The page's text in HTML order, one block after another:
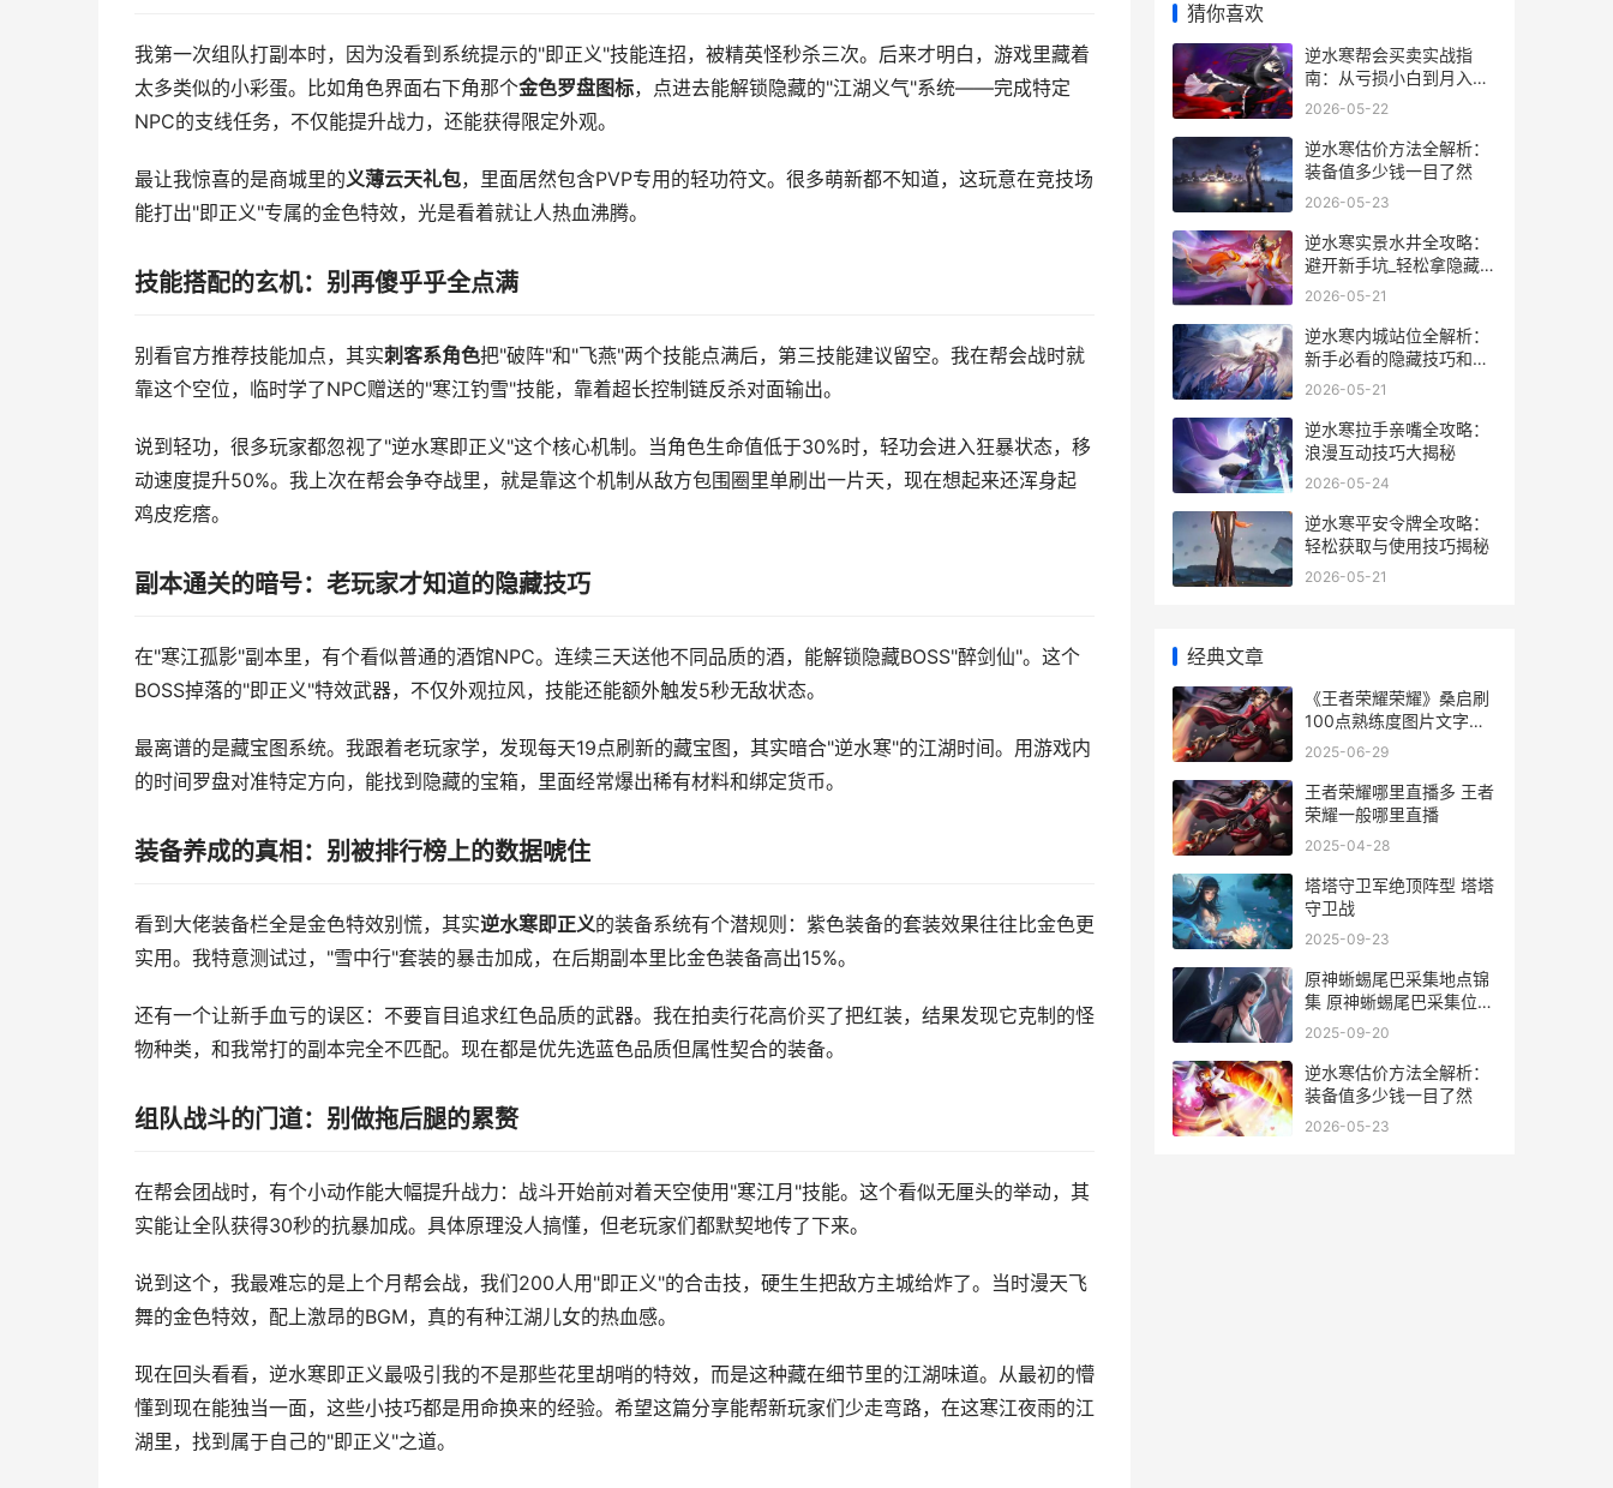
我第一次组队打副本时，因为没看到系统提示的"即正义"技能连招，被精英怪秒杀三次。后来才明白，游戏里藏着
太多类似的小彩蛋。比如角色界面右下角那个金色罗盘图标，点进去能解锁隐藏的"江湖义气"系统——完成特定
NPC的支线任务，不仅能提升战力，还能获得限定外观。
最让我惊喜的是商城里的义薄云天礼包，里面居然包含PVP专用的轻功符文。很多萌新都不知道，这玩意在竞技场
能打出"即正义"专属的金色特效，光是看着就让人热血沸腾。
技能搭配的玄机：别再傻乎乎全点满
别看官方推荐技能加点，其实刺客系角色把"破阵"和"飞燕"两个技能点满后，第三技能建议留空。我在帮会战时就
靠这个空位，临时学了NPC赠送的"寒江钓雪"技能，靠着超长控制链反杀对面输出。
说到轻功，很多玩家都忽视了"逆水寒即正义"这个核心机制。当角色生命值低于30%时，轻功会进入狂暴状态，移
动速度提升50%。我上次在帮会争夺战里，就是靠这个机制从敌方包围圈里单刷出一片天，现在想起来还浑身起
鸡皮疙瘩。
副本通关的暗号：老玩家才知道的隐藏技巧
在"寒江孤影"副本里，有个看似普通的酒馆NPC。连续三天送他不同品质的酒，能解锁隐藏BOSS"醉剑仙"。这个
BOSS掉落的"即正义"特效武器，不仅外观拉风，技能还能额外触发5秒无敌状态。
最离谱的是藏宝图系统。我跟着老玩家学，发现每天19点刷新的藏宝图，其实暗合"逆水寒"的江湖时间。用游戏内
的时间罗盘对准特定方向，能找到隐藏的宝箱，里面经常爆出稀有材料和绑定货币。
装备养成的真相：别被排行榜上的数据唬住
看到大佬装备栏全是金色特效别慌，其实逆水寒即正义的装备系统有个潜规则：紫色装备的套装效果往往比金色更
实用。我特意测试过，"雪中行"套装的暴击加成，在后期副本里比金色装备高出15%。
还有一个让新手血亏的误区：不要盲目追求红色品质的武器。我在拍卖行花高价买了把红装，结果发现它克制的怪
物种类，和我常打的副本完全不匹配。现在都是优先选蓝色品质但属性契合的装备。
组队战斗的门道：别做拖后腿的累赘
在帮会团战时，有个小动作能大幅提升战力：战斗开始前对着天空使用"寒江月"技能。这个看似无厘头的举动，其
实能让全队获得30秒的抗暴加成。具体原理没人搞懂，但老玩家们都默契地传了下来。
说到这个，我最难忘的是上个月帮会战，我们200人用"即正义"的合击技，硬生生把敌方主城给炸了。当时漫天飞
舞的金色特效，配上激昂的BGM，真的有种江湖儿女的热血感。
现在回头看看，逆水寒即正义最吸引我的不是那些花里胡哨的特效，而是这种藏在细节里的江湖味道。从最初的懵
懂到现在能独当一面，这些小技巧都是用命换来的经验。希望这篇分享能帮新玩家们少走弯路，在这寒江夜雨的江
湖里，找到属于自己的"即正义"之道。
猜你喜欢
逆水寒帮会买卖实战指
南：从亏损小白到月入碎
银5000万
2026-05-22
逆水寒估价方法全解析：
装备值多少钱一目了然
2026-05-23
逆水寒实景水井全攻略：
避开新手坑_轻松拿隐藏奖
励_
2026-05-21
逆水寒内城站位全解析：
新手必看的隐藏技巧和实
战心得
2026-05-21
逆水寒拉手亲嘴全攻略：
浪漫互动技巧大揭秘
2026-05-24
逆水寒平安令牌全攻略：
轻松获取与使用技巧揭秘
2026-05-21
经典文章
《王者荣耀荣耀》桑启刷
100点熟练度图片文字教
程 王者荣耀荣耀典藏皮肤
2025-06-29
王者荣耀哪里直播多 王者
荣耀一般哪里直播
2025-04-28
塔塔守卫军绝顶阵型 塔塔
守卫战
2025-09-23
原神蜥蜴尾巴采集地点锦
集 原神蜥蜴尾巴采集位置
一览
2025-09-20
逆水寒估价方法全解析：
装备值多少钱一目了然
2026-05-23